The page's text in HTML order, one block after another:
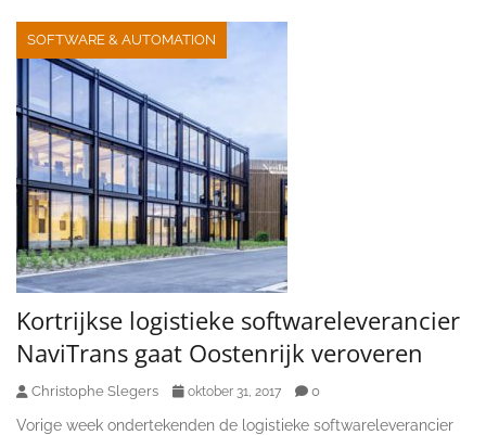
SOFTWARE & AUTOMATION
Kortrijkse logistieke softwareleverancier
NaviTrans gaat Oostenrijk veroveren
Christophe Slegers oktober 31, 2017 0
Vorige week ondertekenden de logistieke softwareleverancier